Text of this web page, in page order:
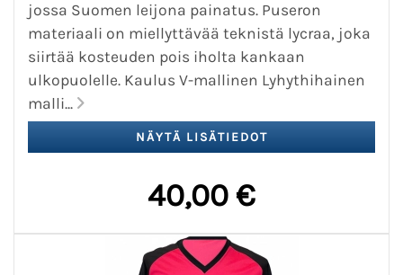
jossa Suomen leijona painatus. Puseron
materiaali on miellyttävää teknistä lycraa, joka
siirtää kosteuden pois iholta kankaan
ulkopuolelle. Kaulus V-mallinen Lyhythihainen
malli...
40,00 €